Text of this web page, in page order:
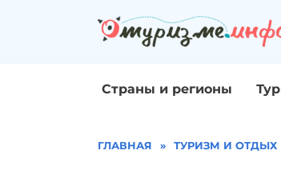
Страны и регионы
ГЛАВНАЯ » ТУРИЗМ И ОТДЫХ